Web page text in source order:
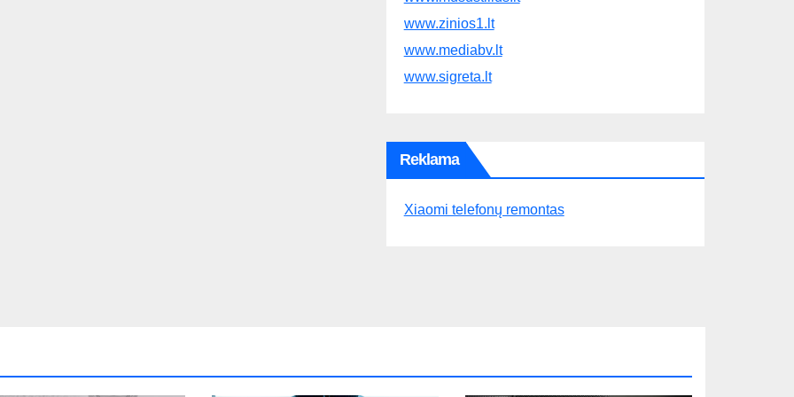
www.zinios1.lt
www.mediabv.lt
www.sigreta.lt
Reklama
Xiaomi telefonų remontas